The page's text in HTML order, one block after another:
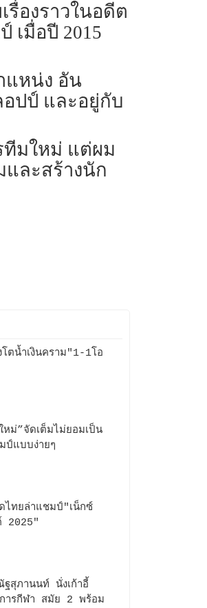
รื่องราวในอดีต
เมื่อปี 2015
แหน่ง อัน
อปป์ และอยู่กับ
ทีมใหม่ แต่ผม
และสร้างนัก
ตน้ำเงินคราม"1-1โอ
หม่”จัดเต็มไม่ยอมเป็น
ป์แบบง่ายๆ
ทยล่าแชมป์"เน็กซ์
2025"
สุภานนท์ นั่งเก้าอี้
ารกีฬา สมัย 2 พร้อม